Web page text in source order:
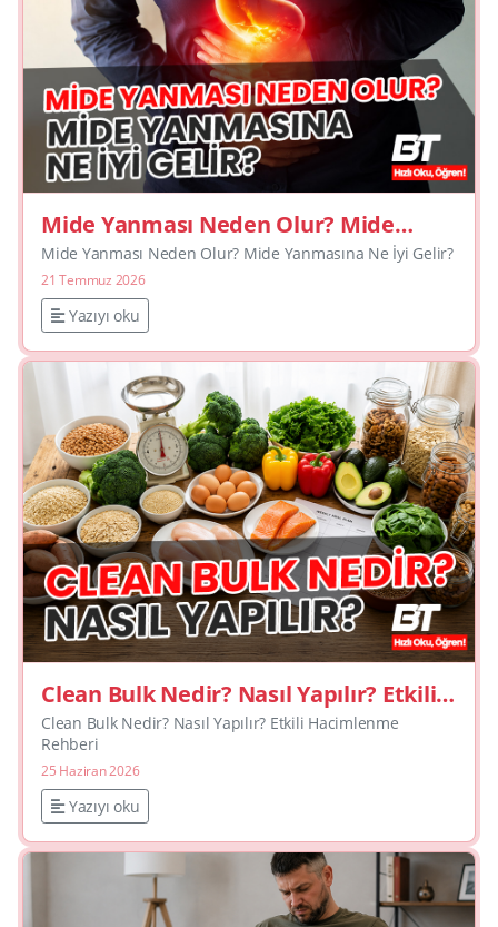
Mide Yanması Neden Olur? Mide
Yanmasına Ne İyi Gelir?
Mide Yanması Neden Olur? Mide Yanmasına Ne İyi Gelir?
21 Temmuz 2026
Yazıyı oku
Clean Bulk Nedir? Nasıl Yapılır? Etkili
Hacimlenme Rehberi
Clean Bulk Nedir? Nasıl Yapılır? Etkili Hacimlenme
Rehberi
25 Haziran 2026
Yazıyı oku